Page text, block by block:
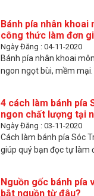
Bánh pía nhân
công thức làm đơn
Ngày Đăng : 04-11-2020
Bánh pía nhân khoai
ngon ngọt bùi, mềm
4 cách làm bánh pía
ngon chất lượng tại
Ngày Đăng : 03-11-2020
Cách làm bánh pía Sóc
giúp quý bạn đọc tự làm
Nguồn gốc bánh pía
bắt nguồn từ đâu?